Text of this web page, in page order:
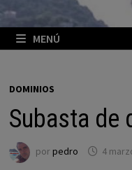
MENÚ
DOMINIOS
Subasta de
porpedro 4